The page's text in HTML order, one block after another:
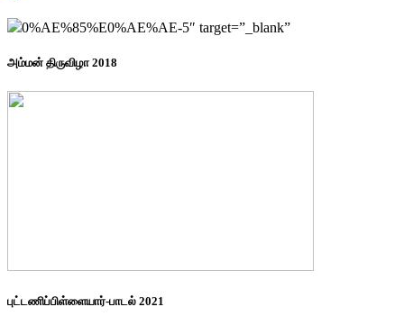
0%AE%85%E0%AE%AE-5″ target=”_blank”
அம்மன் திருவிழா 2018
புட்டணிப்பிள்ளையார்-பாடல் 2021